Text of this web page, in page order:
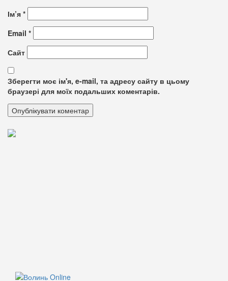
Ім’я *
Email *
Сайт
Зберегти моє ім'я, e-mail, та адресу сайту в цьому
браузері для моїх подальших коментарів.